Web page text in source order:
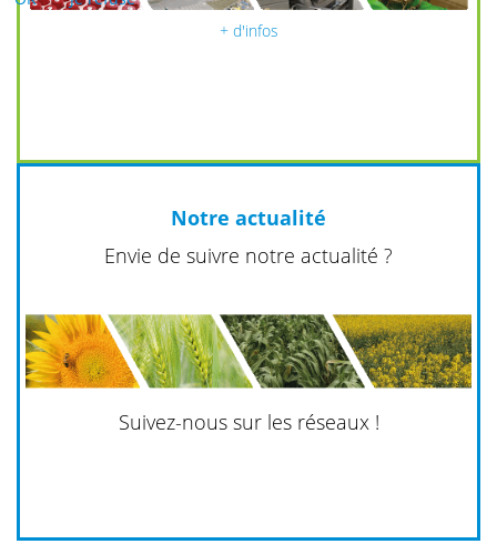
Notre actualité
Envie de suivre notre actualité ?
Suivez-nous sur les réseaux !
+ d'infos